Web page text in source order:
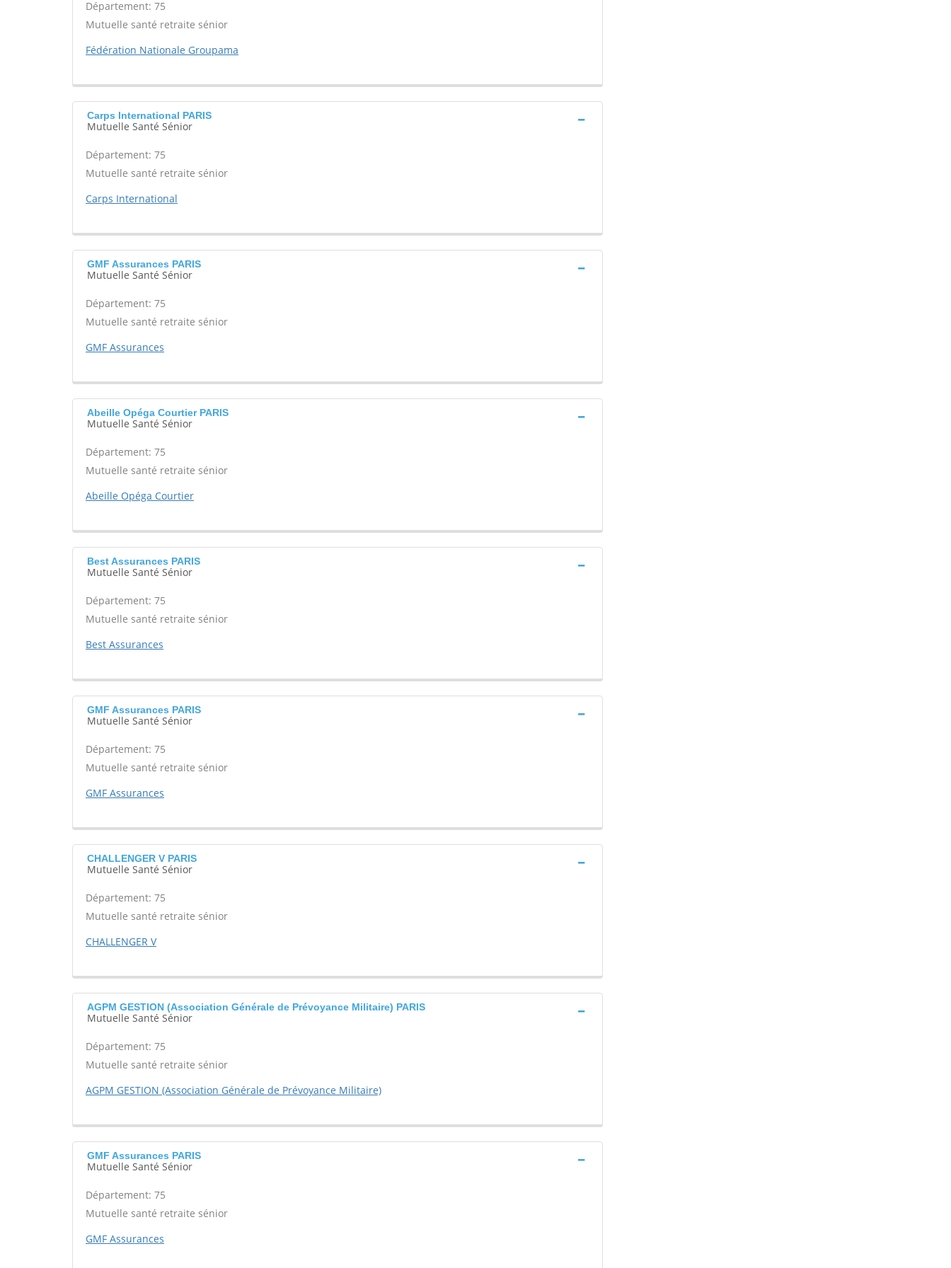
Département: 75
Mutuelle santé retraite sénior
Fédération Nationale Groupama
Carps International PARIS
Mutuelle Santé Sénior
Département: 75
Mutuelle santé retraite sénior
Carps International
GMF Assurances PARIS
Mutuelle Santé Sénior
Département: 75
Mutuelle santé retraite sénior
GMF Assurances
Abeille Opéga Courtier PARIS
Mutuelle Santé Sénior
Département: 75
Mutuelle santé retraite sénior
Abeille Opéga Courtier
Best Assurances PARIS
Mutuelle Santé Sénior
Département: 75
Mutuelle santé retraite sénior
Best Assurances
GMF Assurances PARIS
Mutuelle Santé Sénior
Département: 75
Mutuelle santé retraite sénior
GMF Assurances
CHALLENGER V PARIS
Mutuelle Santé Sénior
Département: 75
Mutuelle santé retraite sénior
CHALLENGER V
AGPM GESTION (Association Générale de Prévoyance Militaire) PARIS
Mutuelle Santé Sénior
Département: 75
Mutuelle santé retraite sénior
AGPM GESTION (Association Générale de Prévoyance Militaire)
GMF Assurances PARIS
Mutuelle Santé Sénior
Département: 75
Mutuelle santé retraite sénior
GMF Assurances